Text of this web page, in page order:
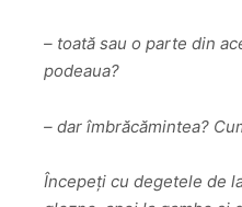
– toată sau o parte din
podeaua?
– dar îmbrăcămintea?
Începeți cu degetele de